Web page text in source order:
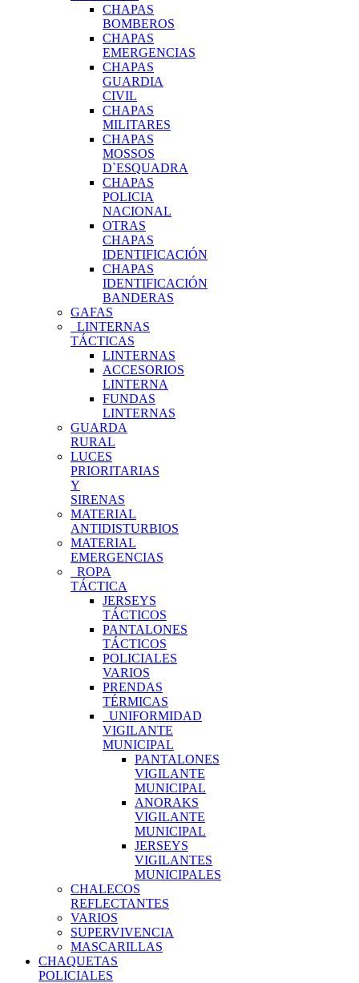
CHAPAS
BOMBEROS
CHAPAS
EMERGENCIAS
CHAPAS
GUARDIA
CIVIL
CHAPAS
MILITARES
CHAPAS
MOSSOS
D`ESQUADRA
CHAPAS
POLICIA
NACIONAL
OTRAS
CHAPAS
IDENTIFICACIÓN
CHAPAS
IDENTIFICACIÓN
BANDERAS
GAFAS
LINTERNAS
TÁCTICAS
LINTERNAS
ACCESORIOS
LINTERNA
FUNDAS
LINTERNAS
GUARDA
RURAL
LUCES
PRIORITARIAS
Y
SIRENAS
MATERIAL
ANTIDISTURBIOS
MATERIAL
EMERGENCIAS
ROPA
TÁCTICA
JERSEYS
TÁCTICOS
PANTALONES
TÁCTICOS
POLICIALES
VARIOS
PRENDAS
TÉRMICAS
UNIFORMIDAD
VIGILANTE
MUNICIPAL
PANTALONES
VIGILANTE
MUNICIPAL
ANORAKS
VIGILANTE
MUNICIPAL
JERSEYS
VIGILANTES
MUNICIPALES
CHALECOS
REFLECTANTES
VARIOS
SUPERVIVENCIA
MASCARILLAS
CHAQUETAS
POLICIALES